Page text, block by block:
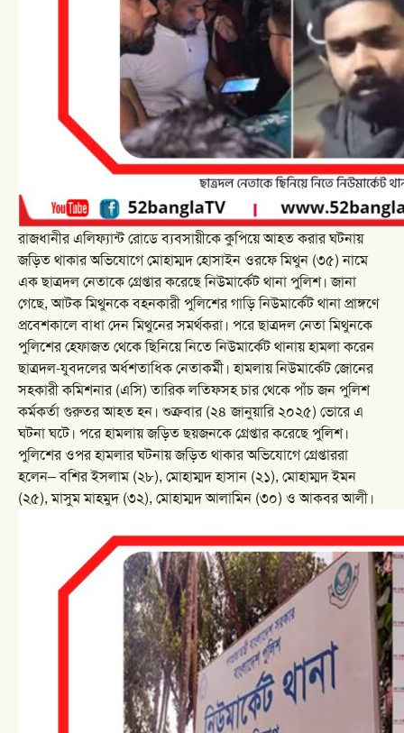
রাজধানীর এলিফ্যান্ট রোডে ব্যবসায়ীকে কুপিয়ে আহত করার ঘটনায়
জড়িত থাকার অভিযোগে মোহাম্মদ হোসাইন ওরফে মিথুন (৩৫) নামে
এক ছাত্রদল নেতাকে গ্রেপ্তার করেছে নিউমার্কেট থানা পুলিশ। জানা
গেছে, আটক মিথুনকে বহনকারী পুলিশের গাড়ি নিউমার্কেট থানা প্রাঙ্গণে
প্রবেশকালে বাধা দেন মিথুনের সমর্থকরা। পরে ছাত্রদল নেতা মিথুনকে
পুলিশের হেফাজত থেকে ছিনিয়ে নিতে নিউমার্কেট থানায় হামলা করেন
ছাত্রদল-যুবদলের অর্ধশতাধিক নেতাকর্মী। হামলায় নিউমার্কেট জোনের
সহকারী কমিশনার (এসি) তারিক লতিফসহ চার থেকে পাঁচ জন পুলিশ
কর্মকর্তা গুরুতর আহত হন। শুক্রবার (২৪ জানুয়ারি ২০২৫) ভোরে এ
ঘটনা ঘটে। পরে হামলায় জড়িত ছয়জনকে গ্রেপ্তার করেছে পুলিশ।
পুলিশের ওপর হামলার ঘটনায় জড়িত থাকার অভিযোগে গ্রেপ্তাররা
হলেন– বশির ইসলাম (২৮), মোহাম্মদ হাসান (২১), মোহাম্মদ ইমন
(২৫), মাসুম মাহমুদ (৩২), মোহাম্মদ আলামিন (৩০) ও আকবর আলী।